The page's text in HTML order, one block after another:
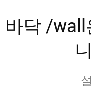
바닥 /wall